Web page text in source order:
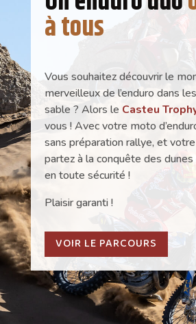
à tous
Vous souhaitez découvrir le
merveilleux de l’enduro dans
sable ? Alors le Casteu
vous ! Avec votre moto
sans préparation rallye, et
partez à la conquête des dunes
en toute sécurité !
Plaisir garanti !
VOIR LE PARCOURS